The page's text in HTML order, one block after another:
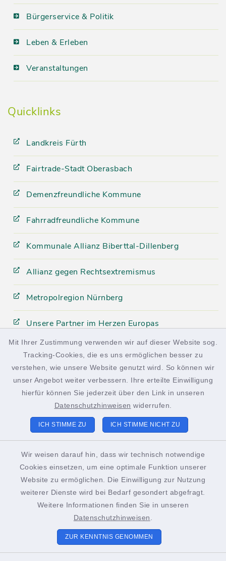
Mit Ihrer Zustimmung verwenden wir auf dieser Website sog.
Tracking-Cookies, die es uns ermöglichen besser zu
verstehen, wie unsere Website genutzt wird. So können wir
unser Angebot weiter verbessern. Ihre erteilte Einwilligung
hierfür können Sie jederzeit über den Link in unseren
Datenschutzhinweisen widerrufen.
ICH STIMME ZU ICH STIMME NICHT ZU
Wir weisen darauf hin, dass wir technisch notwendige
Cookies einsetzen, um eine optimale Funktion unserer
Website zu ermöglichen. Die Einwilligung zur Nutzung
weiterer Dienste wird bei Bedarf gesondert abgefragt.
Weitere Informationen finden Sie in unseren
Datenschutzhinweisen
ZUR KENNTNIS GENOMMEN
Bürgerservice & Politik
Leben & Erleben
Veranstaltungen
Quicklinks
Landkreis Fürth
Fairtrade-Stadt Oberasbach
Demenzfreundliche Kommune
Fahrradfreundliche Kommune
Kommunale Allianz Biberttal-Dillenberg
Allianz gegen Rechtsextremismus
Metropolregion Nürnberg
Unsere Partner im Herzen Europas
facebook
instagram
Kontakt
Datenschutz
Impressum
Sitemap
Cookie-Einstellungen